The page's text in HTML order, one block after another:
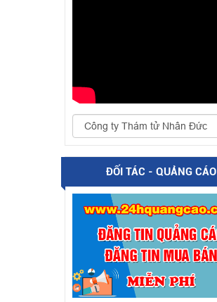
ĐỐI TÁC - QUẢNG CÁO